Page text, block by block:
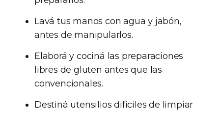
Lavá tus manos con agua y jabón,
antes de manipularlos.
Elaborá y cociná las preparaciones
libres de gluten antes que las
convencionales.
Destiná utensilios difíciles de limpiar